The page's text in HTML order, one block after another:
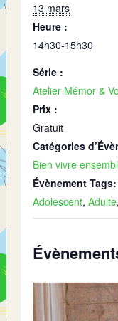
13 mars
Heure :
14h30-15h30
Série :
Atelier Mémor &
Prix :
Gratuit
Catégories
Bien vivre
Évènement Tags:
Adolescent,Adulte,